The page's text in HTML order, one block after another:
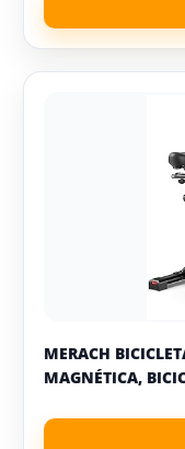
MERACH
MAGNÉTICA,